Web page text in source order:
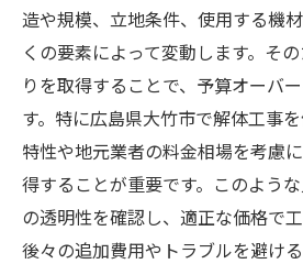
造や規模、立地条件、使用する機
くの要素によって変動します。そ
りを取得することで、予算オーバ
す。特に広島県大竹市で解体工事
特性や地元業者の料金相場を考慮
得することが重要です。このよう
の透明性を確認し、適正な価格で工
後々の追加費用やトラブルを避け